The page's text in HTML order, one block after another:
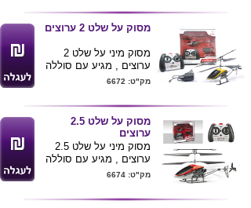
פנימית נטענת . מינימום
הזמנה 10 יחידות
מסוק על שלט 2 ערוצים
מסוק מיני על שלט 2
ערוצים , מגיע עם סוללה
פנימית נטענת . מידות
, מידות הקופסא -
30.2X7.3X32 ס"מ .
מינימום הזמנה 10 יחידות
מק"ט: 6672
מסוק על שלט 2.5
ערוצים
מסוק מיני על שלט 2.5
ערוצים , מגיע עם סוללה
פנימית נטענת . מינימום
מק"ט: 6674